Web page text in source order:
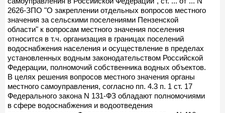
2626-ЗПО "О закреплении отдельных вопросов местного
значения за сельскими поселениями Пензенской
области" к вопросам местного значения поселения
относится в т.ч. организация в границах поселений
водоснабжения населения и осуществление в пределах
установленных водным законодательством Российской
Федерации, полномочий собственника водных объектов.
В целях решения вопросов местного значения органы
местного самоуправления, согласно пп. 4.3 п. 1 ст. 17
Федерального закона N 131-ФЗ обладают полномочиями
в сфере водоснабжения и водоотведения